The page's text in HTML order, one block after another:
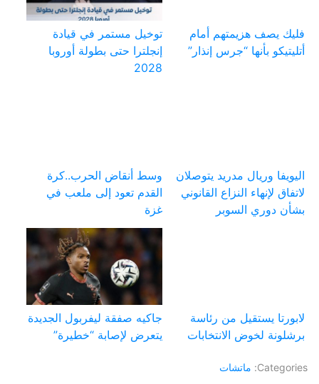
فليك يصف هزيمتهم أمام
أتليتيكو بأنها “جرس إنذار”
توخيل مستمر في قيادة
إنجلترا حتى بطولة أوروبا
2028
اليويفا وريال مدريد يتوصلان
لاتفاق لإنهاء النزاع القانوني
بشأن دوري السوبر
وسط أنقاض الحرب..كرة
القدم تعود إلى ملعب في
غزة
لابورتا يستقيل من رئاسة
برشلونة لخوض الانتخابات
جاكيه صفقة ليفربول الجديدة
يتعرض لإصابة “خطيرة”
Categories: ماتشات